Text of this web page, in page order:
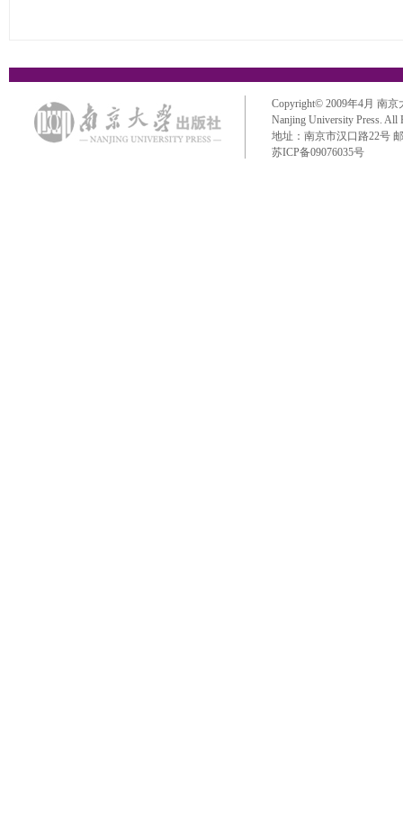
Copyright© 2009年4月 南京
Nanjing University Press. All
地址：南京市汉口路22号
苏ICP备09076035号